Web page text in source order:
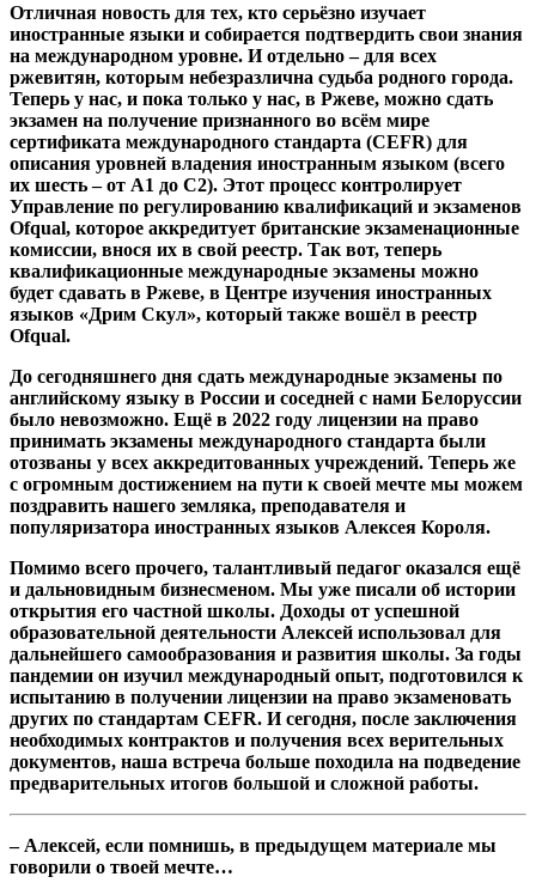
Отличная новость для тех, кто серьёзно изучает
иностранные языки и собирается подтвердить свои знания
на международном уровне. И отдельно – для всех
ржевитян, которым небезразлична судьба родного города.
Теперь у нас, и пока только у нас, в Ржеве, можно сдать
экзамен на получение признанного во всём мире
сертификата международного стандарта (CEFR) для
описания уровней владения иностранным языком (всего
их шесть – от А1 до С2). Этот процесс контролирует
Управление по регулированию квалификаций и экзаменов
Ofqual, которое аккредитует британские экзаменационные
комиссии, внося их в свой реестр. Так вот, теперь
квалификационные международные экзамены можно
будет сдавать в Ржеве, в Центре изучения иностранных
языков «Дрим Скул», который также вошёл в реестр
Ofqual.
До сегодняшнего дня сдать международные экзамены по
английскому языку в России и соседней с нами Белоруссии
было невозможно. Ещё в 2022 году лицензии на право
принимать экзамены международного стандарта были
отозваны у всех аккредитованных учреждений. Теперь же
с огромным достижением на пути к своей мечте мы можем
поздравить нашего земляка, преподавателя и
популяризатора иностранных языков Алексея Короля.
Помимо всего прочего, талантливый педагог оказался ещё
и дальновидным бизнесменом. Мы уже писали об истории
открытия его частной школы. Доходы от успешной
образовательной деятельности Алексей использовал для
дальнейшего самообразования и развития школы. За годы
пандемии он изучил международный опыт, подготовился к
испытанию в получении лицензии на право экзаменовать
других по стандартам CEFR. И сегодня, после заключения
необходимых контрактов и получения всех верительных
документов, наша встреча больше походила на подведение
предварительных итогов большой и сложной работы.
– Алексей, если помнишь, в предыдущем материале мы
говорили о твоей мечте…